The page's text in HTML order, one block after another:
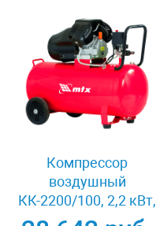
Компрессор
воздушный
КК-2200/100, 2,2 кВт,
350 л/мин, 100 л,